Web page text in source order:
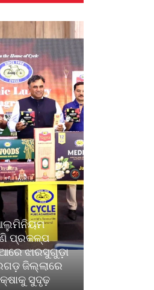
ପ୍ରକଳ୍ପ
ଝାରସୁଗୁଡ଼ା
ଜିଲ୍ଲାରେ
ସୁଦୃଢ଼